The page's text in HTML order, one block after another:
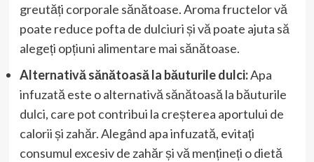
greutăți corporale sănătoase. Aroma fructelor vă
poate reduce pofta de dulciuri și vă poate ajuta să
alegeți opțiuni alimentare mai sănătoase.
Alternativă sănătoasă la băuturile dulci:Apa
infuzată este o alternativă sănătoasă la băuturile
dulci, care pot contribui la creșterea aportului de
calorii și zahăr. Alegând apa infuzată, evitați
consumul excesiv de zahăr și vă mențineți o dietă